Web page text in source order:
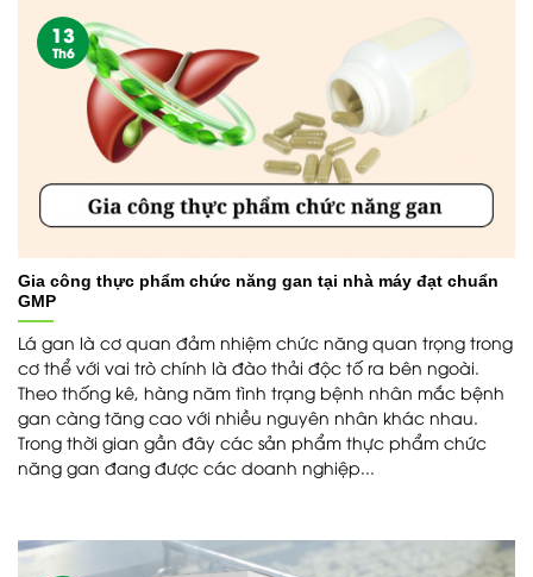
Gia công thực phẩm chức năng gan tại nhà máy đạt chuẩn
GMP
Lá gan là cơ quan đảm nhiệm chức năng quan trọng trong
cơ thể với vai trò chính là đào thải độc tố ra bên ngoài.
Theo thống kê, hàng năm tình trạng bệnh nhân mắc bệnh
gan càng tăng cao với nhiều nguyên nhân khác nhau.
Trong thời gian gần đây các sản phẩm thực phẩm chức
năng gan đang được các doanh nghiệp...
13
Th6